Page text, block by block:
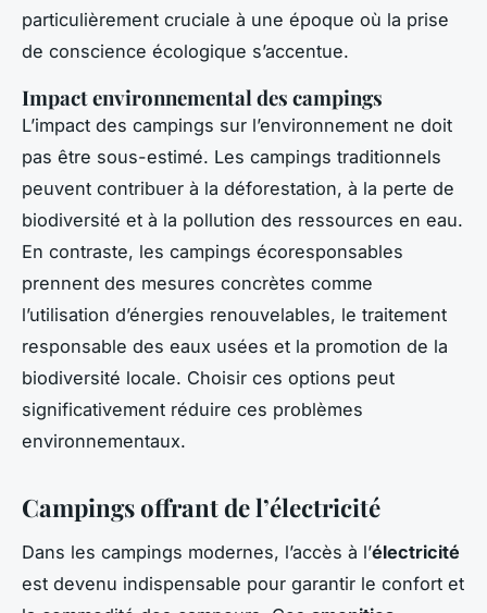
particulièrement cruciale à une époque où la prise
de conscience écologique s’accentue.
Impact environnemental des campings
L’impact des campings sur l’environnement ne doit
pas être sous-estimé. Les campings traditionnels
peuvent contribuer à la déforestation, à la perte de
biodiversité et à la pollution des ressources en eau.
En contraste, les campings écoresponsables
prennent des mesures concrètes comme
l’utilisation d’énergies renouvelables, le traitement
responsable des eaux usées et la promotion de la
biodiversité locale. Choisir ces options peut
significativement réduire ces problèmes
environnementaux.
Campings offrant de l’électricité
Dans les campings modernes, l’accès à l’électricité
est devenu indispensable pour garantir le confort et